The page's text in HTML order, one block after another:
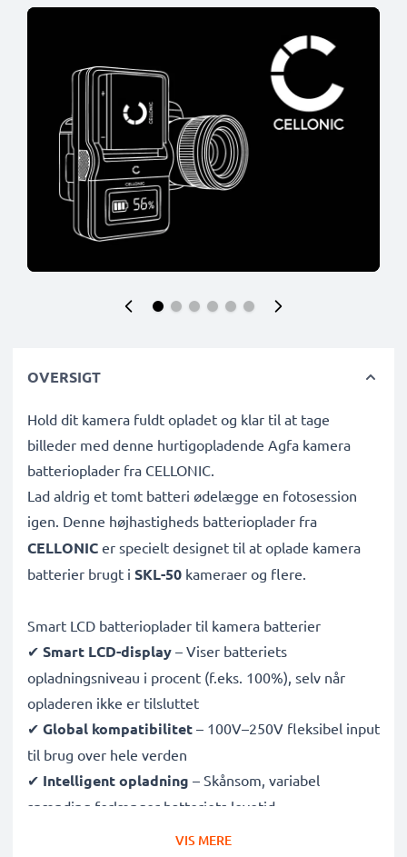
OVERSIGT
Hold dit kamera fuldt opladet og klar til at tage
billeder med denne hurtigopladende Agfa kamera
batterioplader fra CELLONIC.
Lad aldrig et tomt batteri ødelægge en fotosession
igen. Denne højhastigheds batterioplader fra
CELLONIC er specielt designet til at oplade kamera
batterier brugt i SKL-50 kameraer og flere.
Smart LCD batterioplader til kamera batterier
✔ Smart LCD-display – Viser batteriets
opladningsniveau i procent (f.eks. 100%), selv når
opladeren ikke er tilsluttet
✔ Global kompatibilitet – 100V–250V fleksibel input
til brug over hele verden
✔ Intelligent opladning – Skånsom, variabel
spænding forlænger batteriets levetid
Certificeret sikkerhed – CE- og RoHS-godkendt
VIS MERE